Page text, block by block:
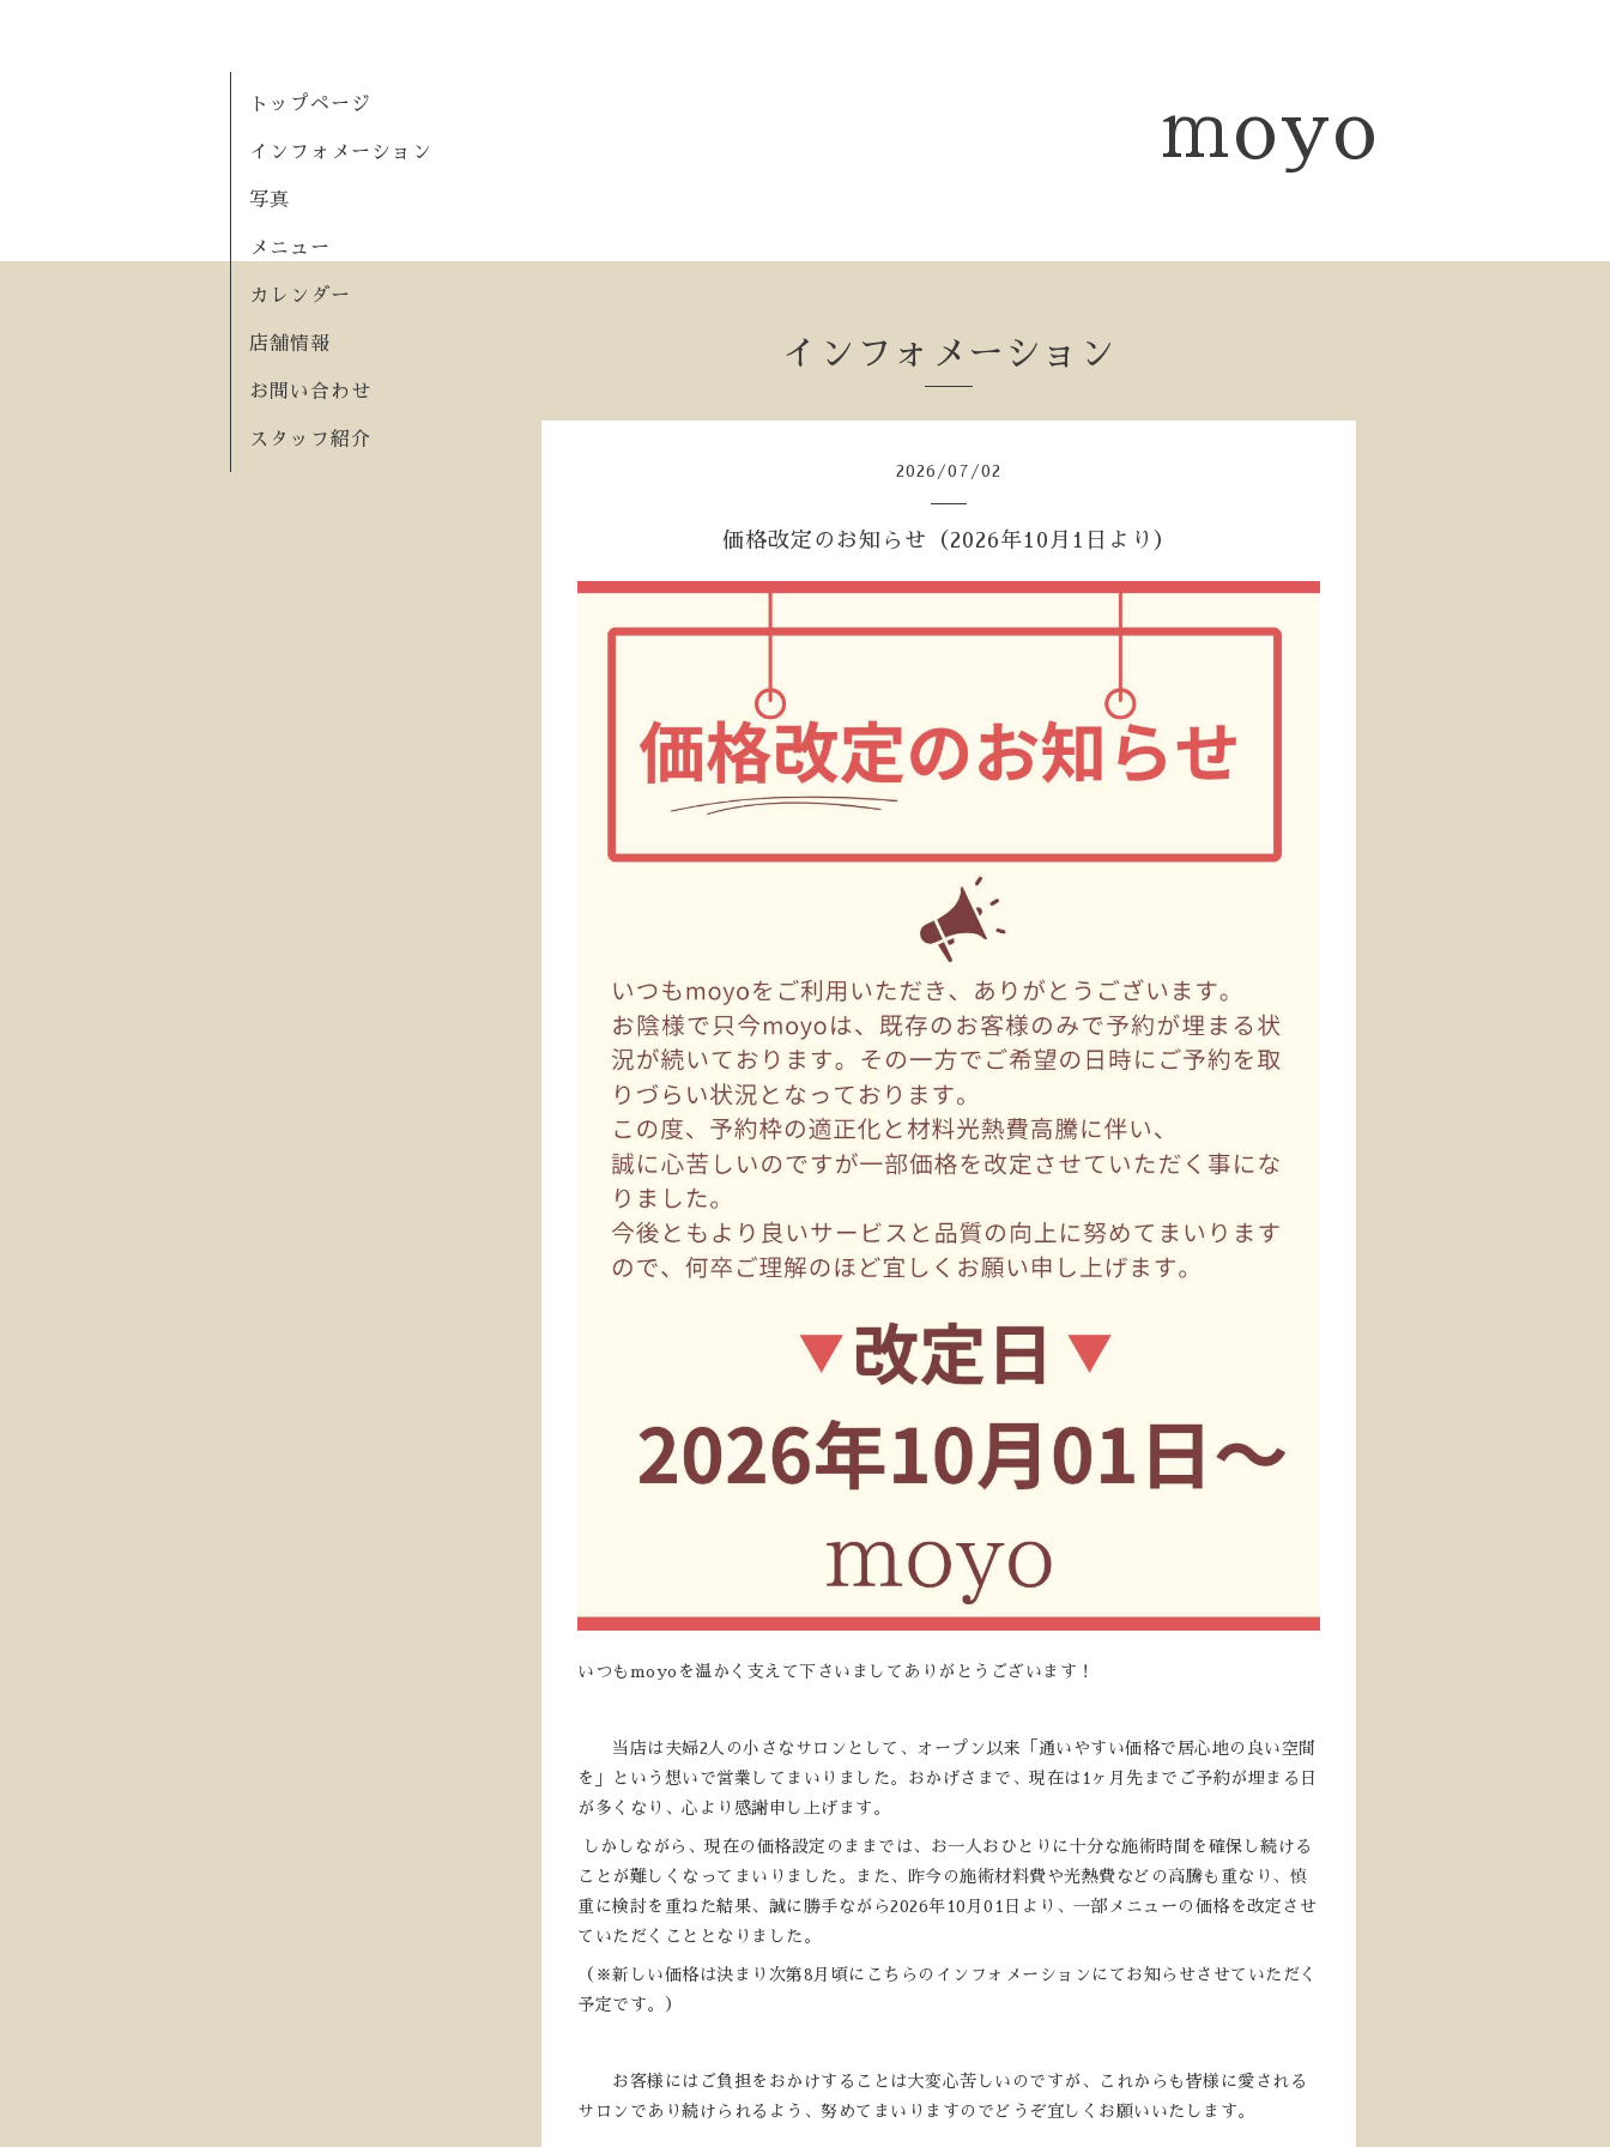
moyo
トップページ
インフォメーション
写真
メニュー
カレンダー
店舗情報
お問い合わせ
スタッフ紹介
インフォメーション
2026 /07 /02
価格改定のお知らせ（2026年10月1日より）
いつもmoyoを温かく支えて下さいましてありがとうございます！
当店は夫婦2人の小さなサロンとして、オープン以来「通いやすい価格で居心地の良い空間
を」という想いで営業してまいりました。おかげさまで、現在は1ヶ月先までご予約が埋まる日
が多くなり、心より感謝申し上げます。
しかしながら、現在の価格設定のままでは、お一人おひとりに十分な施術時間を確保し続ける
ことが難しくなってまいりました。また、昨今の施術材料費や光熱費などの高騰も重なり、慎
重に検討を重ねた結果、誠に勝手ながら2026年10月01日より、一部メニューの価格を改定させ
ていただくこととなりました。
（※新しい価格は決まり次第8月頃にこちらのインフォメーションにてお知らせさせていただく
予定です。）
お客様にはご負担をおかけすることは大変心苦しいのですが、これからも皆様に愛される
サロンであり続けられるよう、努めてまいりますのでどうぞ宜しくお願いいたします。